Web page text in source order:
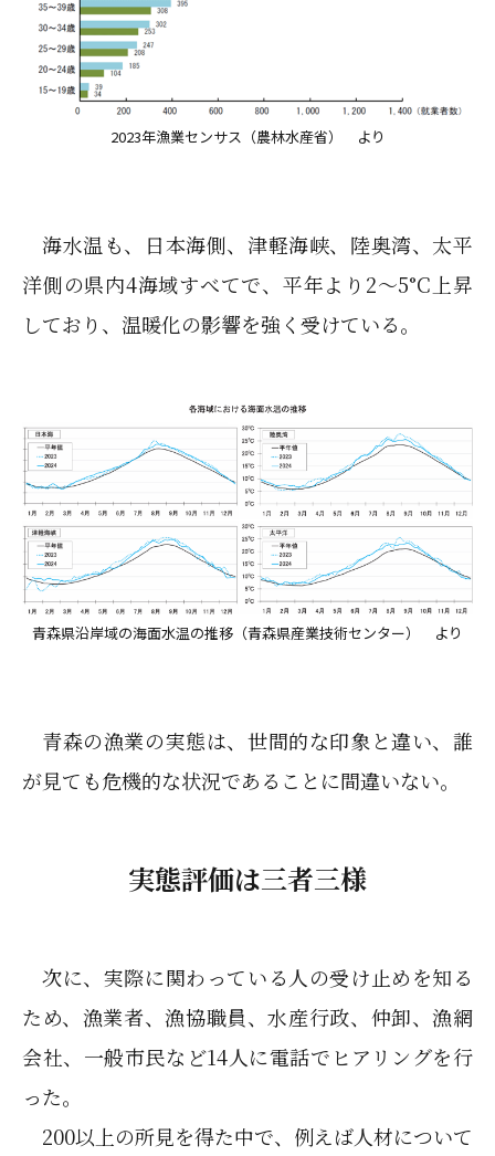
2023年漁業センサス（農林水産省） より
海水温も、日本海側、津軽海峡、陸奥湾、太平
洋側の県内4海域すべてで、平年より2～5°C上昇
しており、温暖化の影響を強く受けている。
青森県沿岸域の海面水温の推移（青森県産業技術センター） より
青森の漁業の実態は、世間的な印象と違い、誰
が見ても危機的な状況であることに間違いない。
実態評価は三者三様
次に、実際に関わっている人の受け止めを知る
ため、漁業者、漁協職員、水産行政、仲卸、漁網
会社、一般市民など14人に電話でヒアリングを行
った。
200以上の所見を得た中で、例えば人材について